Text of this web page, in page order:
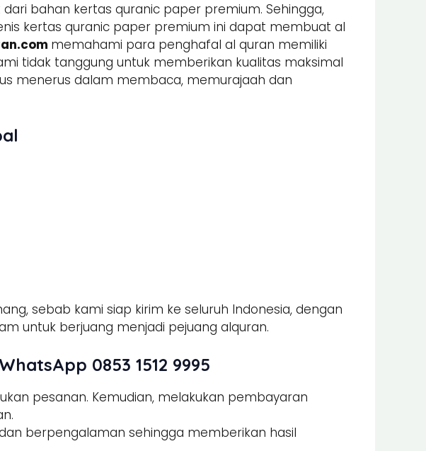
bahan kertas quranic paper premium. Sehingga,
kertas quranic paper premium ini dapat membuat al
memahami para penghafal al quran memiliki
tidak tanggung untuk memberikan kualitas maksimal
menerus dalam membaca, memurajaah dan
sebab kami siap kirim ke seluruh Indonesia, dengan
untuk berjuang menjadi pejuang alquran.
0853 1512 9995
pesanan. Kemudian, melakukan pembayaran
berpengalaman sehingga memberikan hasil